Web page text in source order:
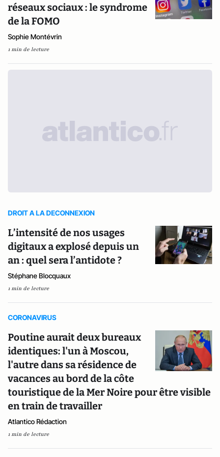
réseaux sociaux : le syndrome
de la FOMO
Sophie Montévrin
1 min de lecture
DROIT A LA DECONNEXION
L’intensité de nos usages
digitaux a explosé depuis un
an : quel sera l’antidote ?
Stéphane Blocquaux
1 min de lecture
CORONAVIRUS
Poutine aurait deux bureaux
identiques: l'un à Moscou,
l'autre dans sa résidence de
vacances au bord de la côte
touristique de la Mer Noire pour être visible
en train de travailler
Atlantico Rédaction
1 min de lecture